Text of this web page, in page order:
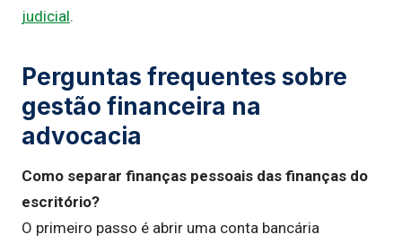
judicial.
Perguntas frequentes sobre
gestão financeira na
advocacia
Como separar finanças pessoais das finanças do
escritório?
O primeiro passo é abrir uma conta bancária